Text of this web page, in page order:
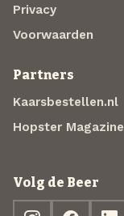
Privacy
Voorwaarden
Partners
Kaarsbestellen.nl
Hopster Magazine
Volg de Beer